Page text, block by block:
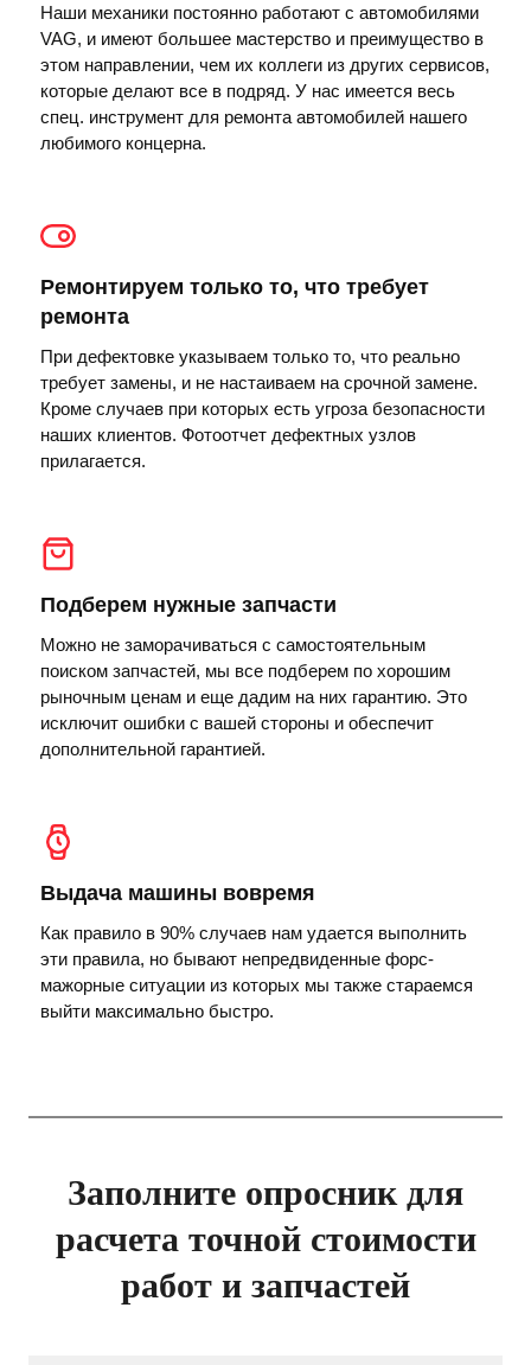
Наши механики постоянно работают с автомобилями
VAG, и имеют большее мастерство и преимущество в
этом направлении, чем их коллеги из других сервисов,
которые делают все в подряд. У нас имеется весь
спец. инструмент для ремонта автомобилей нашего
любимого концерна.
Ремонтируем только то, что требует
ремонта
При дефектовке указываем только то, что реально
требует замены, и не настаиваем на срочной замене.
Кроме случаев при которых есть угроза безопасности
наших клиентов. Фотоотчет дефектных узлов
прилагается.
Подберем нужные запчасти
Можно не заморачиваться с самостоятельным
поиском запчастей, мы все подберем по хорошим
рыночным ценам и еще дадим на них гарантию. Это
исключит ошибки с вашей стороны и обеспечит
дополнительной гарантией.
Выдача машины вовремя
Как правило в 90% случаев нам удается выполнить
эти правила, но бывают непредвиденные форс-
мажорные ситуации из которых мы также стараемся
выйти максимально быстро.
Заполните опросник для
расчета точной стоимости
работ и запчастей